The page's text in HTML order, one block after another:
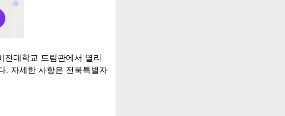
전대학교 드림관에서 열리
. 자세한 사항은 전북특별자